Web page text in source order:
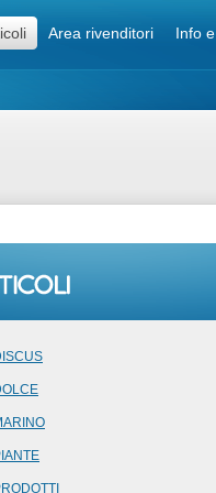
Area rivenditori Info